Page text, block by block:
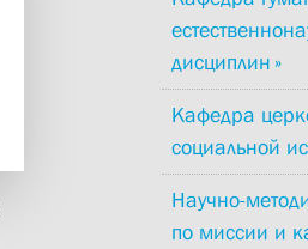
дисциплин
Кафедра
социальной
Научно-
по миссии и